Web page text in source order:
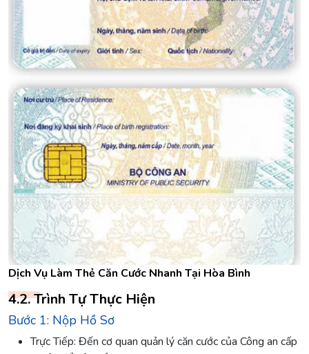
Dịch Vụ Làm Thẻ Căn Cước Nhanh Tại Hòa Bình
4.2. Trình Tự Thực Hiện
Bước 1: Nộp Hồ Sơ
Trực Tiếp: Đến cơ quan quản lý căn cước của Công an cấp